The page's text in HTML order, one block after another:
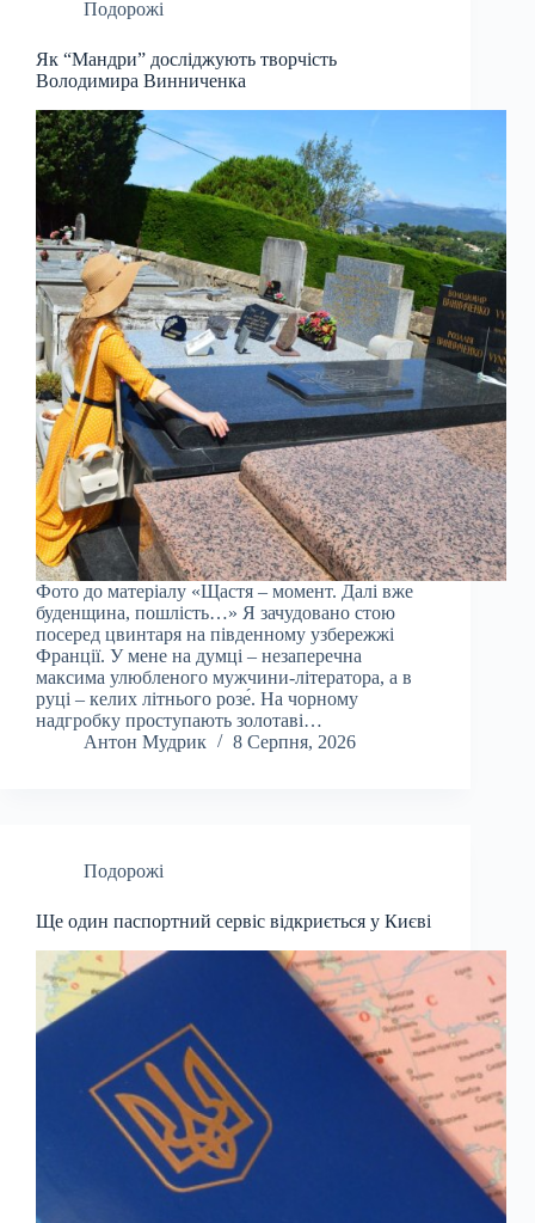
Подорожі
Як “Мандри” досліджують творчість
Володимира Винниченка
Фото до матеріалу «Щастя – момент. Далі вже
буденщина, пошлість…» Я зачудовано стою
посеред цвинтаря на південному узбережжі
Франції. У мене на думці – незаперечна
максима улюбленого мужчини-літератора, а в
руці – келих літнього розе́. На чорному
надгробку проступають золотаві…
Антон Мудрик
8 Серпня, 2026
Подорожі
Ще один паспортний сервіс відкриється у Києві